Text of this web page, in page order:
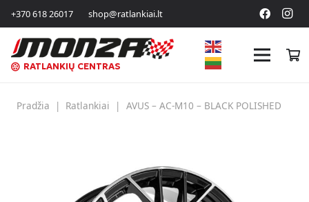
+370 618 26017 shop@ratlankiai.lt
RATLANKIŲ CENTRAS
Pradžia | Ratlankiai | AVUS – AC-M10 – BLACK POLISHED